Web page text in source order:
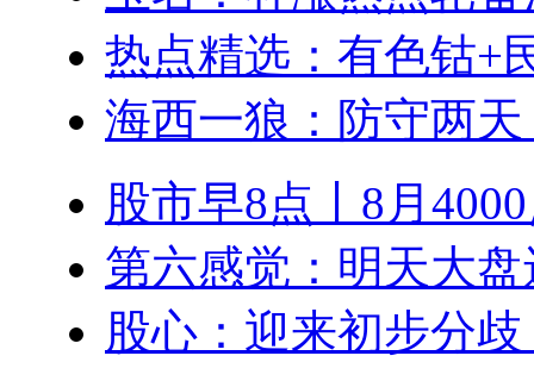
热点精选：有色钴+
海西一狼：防守两
股市早8点丨8月
第六感觉：明天大
股心：迎来初步分